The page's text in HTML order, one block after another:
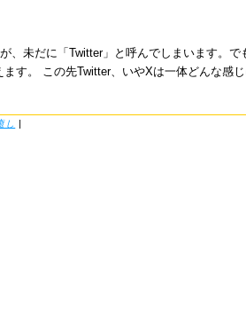
、未だに「Twitter」と呼んでしまいます。で
す。 この先Twitter、いやXは一体どんな感
し |